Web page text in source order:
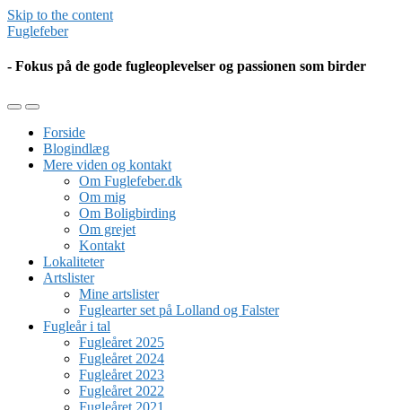
Skip to the content
Fuglefeber
- Fokus på de gode fugleoplevelser og passionen som birder
Toggle
mobile
menu
Toggle
the
search
field
Forside
Blogindlæg
Mere viden og kontakt
Om Fuglefeber.dk
Om mig
Om Boligbirding
Om grejet
Kontakt
Lokaliteter
Artslister
Mine artslister
Fuglearter set på Lolland og Falster
Fugleår i tal
Fugleåret 2025
Fugleåret 2024
Fugleåret 2023
Fugleåret 2022
Fugleåret 2021